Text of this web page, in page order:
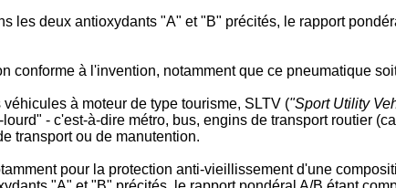
les deux antioxydants "A" et "B" précités, le rapport
conforme à l'invention, notamment que ce pneumatique
à moteur de type tourisme, SLTV ("Sport Utility
- c'est-à-dire métro, bus, engins de transport routier
transport ou de manutention.
pour la protection anti-vieillissement d'une